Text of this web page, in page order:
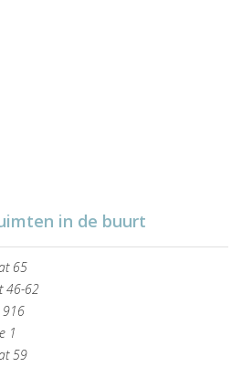
in de buurt
65
46-62
916
1
59